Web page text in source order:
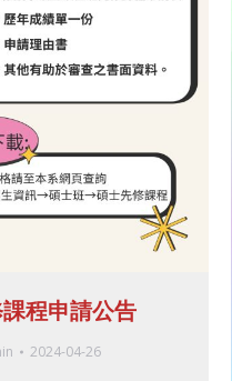
程申請公告
2024-04-26